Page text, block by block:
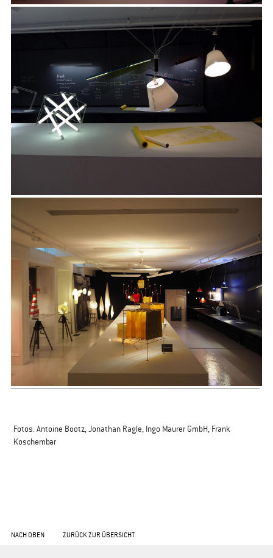
​Fotos: Antoine Bootz, Jonathan Ragle, Ingo Maurer GmbH, Frank
Koschembar
NACH OBEN ZURÜCK ZUR ÜBERSICHT